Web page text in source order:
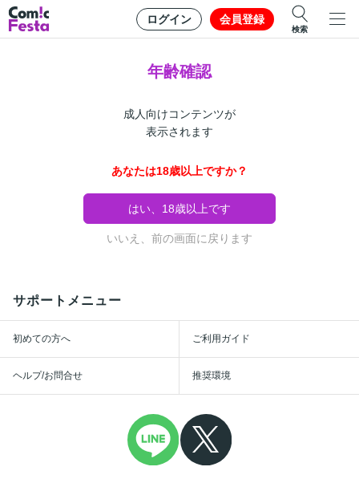
ログイン 会員登録
検索
年齢確認
成人向けコンテンツが
表示されます
あなたは18歳以上ですか？
はい、18歳以上です
いいえ、前の画面に戻ります
サポートメニュー
初めての方へ ご利用ガイド
ヘルプ/お問合せ 推奨環境